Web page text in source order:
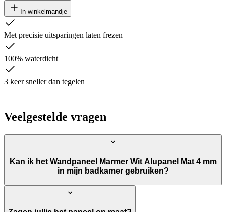
In winkelmandje
Met precisie uitsparingen laten frezen
100% waterdicht
3 keer sneller dan tegelen
Veelgestelde vragen
Kan ik het Wandpaneel Marmer Wit Alupanel Mat 4 mm
in mijn badkamer gebruiken?